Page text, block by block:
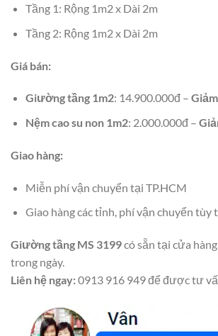
Tầng 1: Rộng 1m2 x Dài 2m
Tầng 2: Rộng 1m2 x Dài 2m
Giá bán:
Giường tầng 1m2: 14.900.000đ –
Nệm cao su non 1m2: 2.000.000đ –
Giao hàng:
Miễn phí vận chuyển tại TP.HCM
Giao hàng các tỉnh, phí vận chuyển tùy
Giường tầng MS 3199có sẵn tại cửa
trong ngày.
Liên hệ ngay:0913 916 949 để được tư